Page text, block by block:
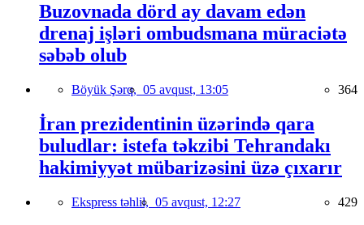
Buzovnada dörd ay davam edən
drenaj işləri ombudsmana müraciətə
səbəb olub
Böyük Şərq, 05 avqust, 13:05 364
İran prezidentinin üzərində qara
buludlar: istefa təkzibi Tehrandakı
hakimiyyət mübarizəsini üzə çıxarır
Ekspress təhlil, 05 avqust, 12:27 429